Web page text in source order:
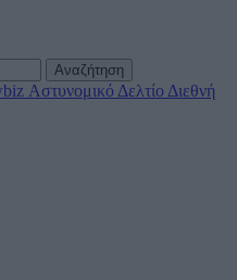
Αναζήτηση
Αστυνομικό Δελτίο Διεθνή